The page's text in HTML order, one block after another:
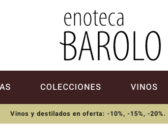
COLECCIONES VINOS
Vinos y destilados en oferta: -10%, -15%, -20%.